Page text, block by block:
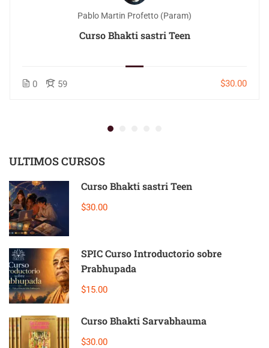
Pablo Martin Profetto (Param)
Curso Bhakti sastri Teen
0 59 $30.00
ULTIMOS CURSOS
Curso Bhakti sastri Teen
$30.00
SPIC Curso Introductorio sobre
Prabhupada
$15.00
Curso Bhakti Sarvabhauma
$30.00